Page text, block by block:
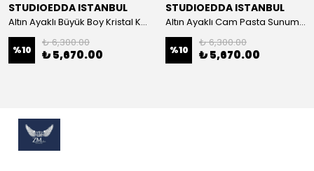
STUDIOEDDA ISTANBUL
Altın Ayaklı Büyük Boy Kristal Kase 25cm
%10
₺ 6,300.00
₺ 5,670.00
STUDIOEDDA ISTANBUL
Altın Ayaklı Cam Pasta Sunum 30cm
%10
₺ 6,300.00
₺ 5,670.00